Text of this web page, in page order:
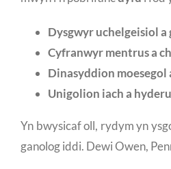
Dysgwyr uchelgeisiol a
Cyfranwyr mentrus a
Dinasyddion moesegol
Unigolion iach a
Yn bwysicaf oll, rydym yn
ganolog iddi. Dewi Owen,